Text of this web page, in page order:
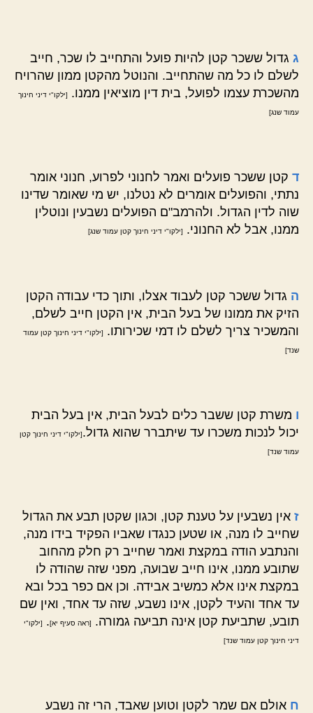
ג גדול ששכר קטן להיות פועל והתחייב לו שכר, חייב
לשלם לו כל מה שהתחייב. והנוטל מהקטן ממון שהרויח
מהשכרת עצמו לפועל, בית דין מוציאין ממנו.
[ילקו"י דיני חינוך
עמוד שנג]
ד קטן ששכר פועלים ואמר לחנוני לפרוע, חנוני אומר
נתתי, והפועלים אומרים לא נטלנו, יש מי שאומר שדינו
שוה לדין הגדול. ולהרמב"ם הפועלים נשבעין ונוטלין
ממנו, אבל לא החנוני.
[ילקו"י דיני חינוך קטן עמוד שנג]
ה גדול ששכר קטן לעבוד אצלו, ותוך כדי עבודה הקטן
הזיק את ממונו של בעל הבית, אין הקטן חייב לשלם,
והמשכיר צריך לשלם לו דמי שכירותו.
[ילקו"י דיני חינוך קטן עמוד
שנד]
ו משרת קטן ששבר כלים לבעל הבית, אין בעל הבית
יכול לנכות משכרו עד שיתברר שהוא גדול.[ילקו"י דיני חינוך קטן
עמוד שנד]
ז אין נשבעין על טענת קטן, וכגון שקטן תבע את הגדול
שחייב לו מנה, או שטען כנגדו שאביו הפקיד בידו מנה,
והנתבע הודה במקצת ואמר שחייב רק חלק מהחוב
שתובע ממנו, אינו חייב שבועה, מפני שזה שהודה לו
במקצת אינו אלא כמשיב אבידה. וכן אם כפר בכל ובא
עד אחד והעיד לקטן, אינו נשבע, שזה עד אחד, ואין שם
תובע, שתביעת קטן אינה תביעה גמורה.
[ראה סעיף יא]. [ילקו"י
דיני חינוך קטן עמוד שנד]
ח אולם אם שמר לקטן וטוען שאבד, הרי זה נשבע